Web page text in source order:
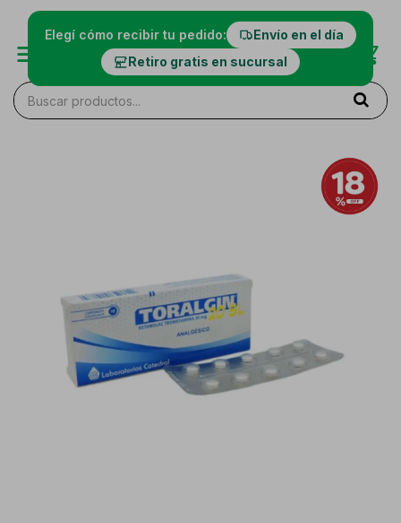
Elegí cómo recibir tu pedido:
Envío en el día
Retiro gratis en sucursal